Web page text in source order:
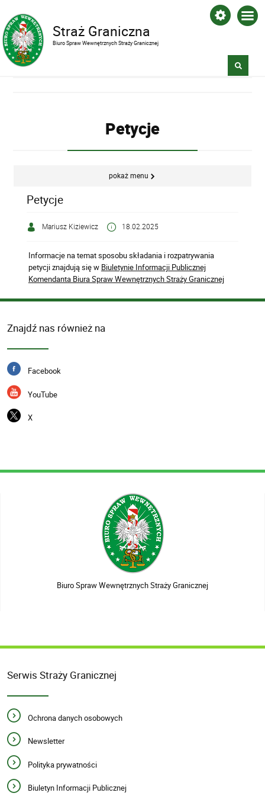
Straż Graniczna
Biuro Spraw Wewnętrznych Straży Granicznej
Petycje
pokaż menu
Petycje
Mariusz Kiziewicz 18.02.2025
Informacje na temat sposobu składania i rozpatrywania
petycji znajdują się w Biuletynie Informacji Publicznej
Komendanta Biura Spraw Wewnętrznych Straży Granicznej
Znajdź nas również na
Facebook
YouTube
X
Biuro Spraw Wewnętrznych Straży Granicznej
Serwis Straży Granicznej
Ochrona danych osobowych
Newsletter
Polityka prywatności
Biuletyn Informacji Publicznej